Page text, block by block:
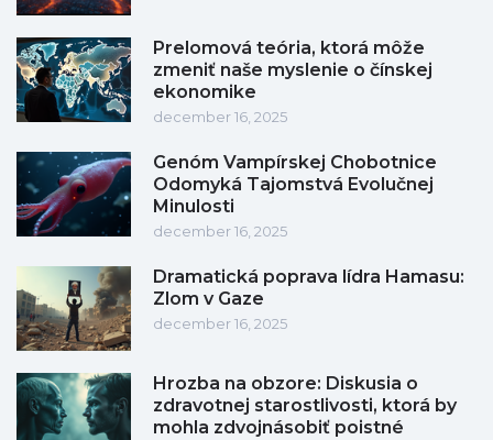
Prelomová teória, ktorá môže
zmeniť naše myslenie o čínskej
ekonomike
december 16, 2025
Genóm Vampírskej Chobotnice
Odomyká Tajomstvá Evolučnej
Minulosti
december 16, 2025
Dramatická poprava lídra Hamasu:
Zlom v Gaze
december 16, 2025
Hrozba na obzore: Diskusia o
zdravotnej starostlivosti, ktorá by
mohla zdvojnásobiť poistné